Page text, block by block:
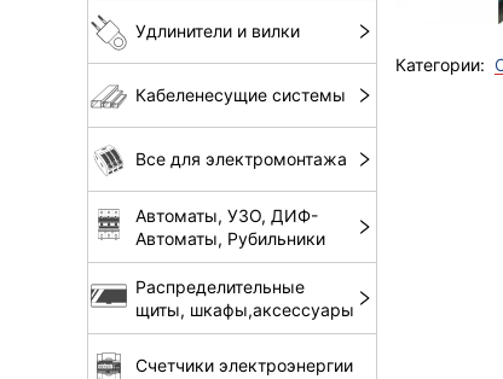
Удлинители и вилки
Кабеленесущие системы
Все для электромонтажа
Автоматы, УЗО, ДИФ-
Автоматы, Рубильники
Распределительные
щиты, шкафы,аксессуары
Счетчики электроэнергии
Категории: